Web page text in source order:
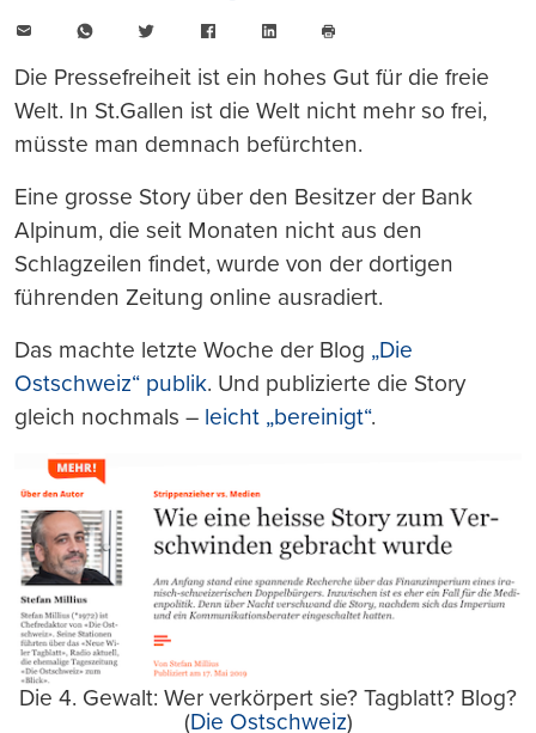
WhatsAppTwitter FacebookLinkedIn
drucken
Die Pressefreiheit ist ein hohes Gut für die freie
Welt. In St.Gallen ist die Welt nicht mehr so frei,
müsste man demnach befürchten.
Eine grosse Story über den Besitzer der Bank
Alpinum, die seit Monaten nicht aus den
Schlagzeilen findet, wurde von der dortigen
führenden Zeitung online ausradiert.
Das machte letzte Woche der Blog „Die
Ostschweiz“ publik. Und publizierte die Story
gleich nochmals – leicht „bereinigt“.
Die 4. Gewalt: Wer verkörpert sie? Tagblatt? Blog?
(Die Ostschweiz)